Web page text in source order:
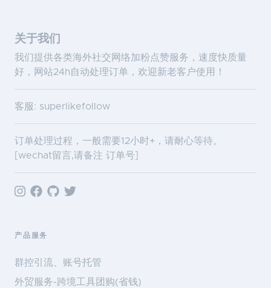
关于我们
我们提供各类海外社交网络加粉点赞服务，速度快质量
好，网站24h自动处理订单，欢迎新老客户使用！
客服: superlikefollow
订单处理过程，一般需要12小时+，请耐心等待。
[wechat留言,请备注 订单号]
产品服务
群控引流、账号托管
外贸服务-跨境工具团购(省钱)